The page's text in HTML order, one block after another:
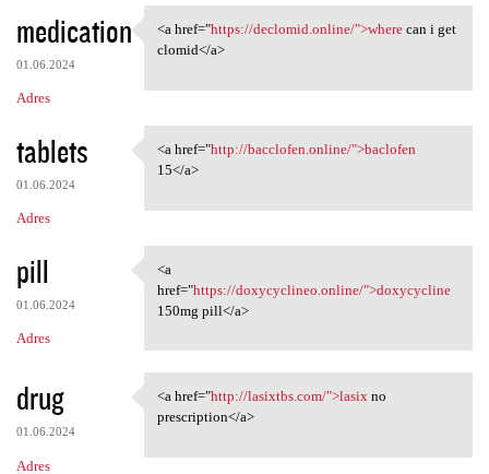
medication
01.06.2024
Adres
<a href="https://declomid
<a href="https://declomid.online/">wherecan i get
clomid</a>
tablets
01.06.2024
Adres
<a href="http://bacclofen
<a href="http://bacclofen.online/">baclofen
15</a>
pill
01.06.2024
Adres
<a href="https://doxycyclineo
<a
href="https://doxycyclineo.online/">doxycycline
150mg pill</a>
drug
01.06.2024
Adres
<a href="http://lasixtbs.com/
<a href="http://lasixtbs.com/">lasixno
prescription</a>